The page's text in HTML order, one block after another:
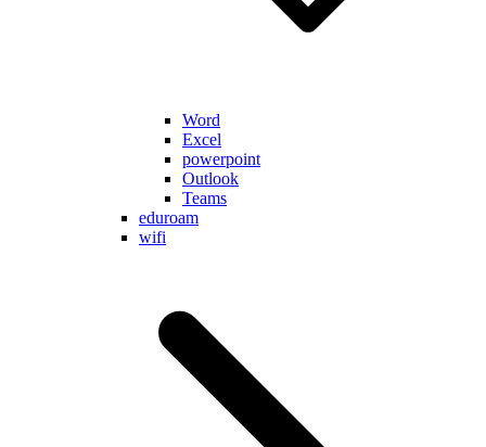
Word
Excel
powerpoint
Outlook
Teams
eduroam
wifi